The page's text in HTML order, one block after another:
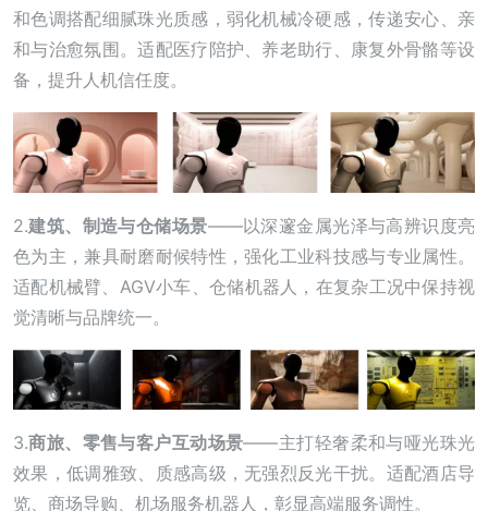
和色调搭配细腻珠光质感，弱化机械冷硬感，传递安心、亲
和与治愈氛围。适配医疗陪护、养老助行、康复外骨骼等设
备，提升人机信任度。
2.建筑、制造与仓储场景——以深邃金属光泽与高辨识度亮
色为主，兼具耐磨耐候特性，强化工业科技感与专业属性。
适配机械臂、AGV小车、仓储机器人，在复杂工况中保持视
觉清晰与品牌统一。
3.商旅、零售与客户互动场景——主打轻奢柔和与哑光珠光
效果，低调雅致、质感高级，无强烈反光干扰。适配酒店导
览、商场导购、机场服务机器人，彰显高端服务调性。